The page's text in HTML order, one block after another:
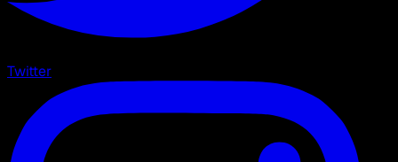
Twitter